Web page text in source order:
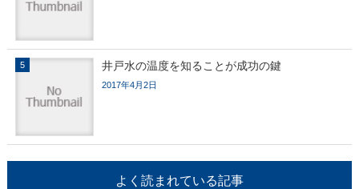
井戸水の温度を知ることが成功の鍵
2017年4月2日
よく読まれている記事